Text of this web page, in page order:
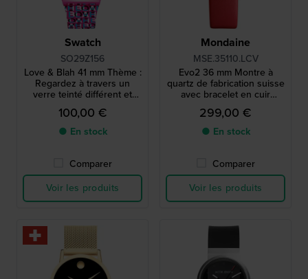
Swatch
SO29Z156
Love & Blah 41 mm Thème :
Regardez à travers un
verre teinté différent et
découvrez un cadran
différent
100,00 €
● En stock
Comparer
Voir les produits
Mondaine
MSE.35110.LCV
Evo2 36 mm Montre à
quartz de fabrication suisse
avec bracelet en cuir
végétalien
299,00 €
● En stock
Comparer
Voir les produits